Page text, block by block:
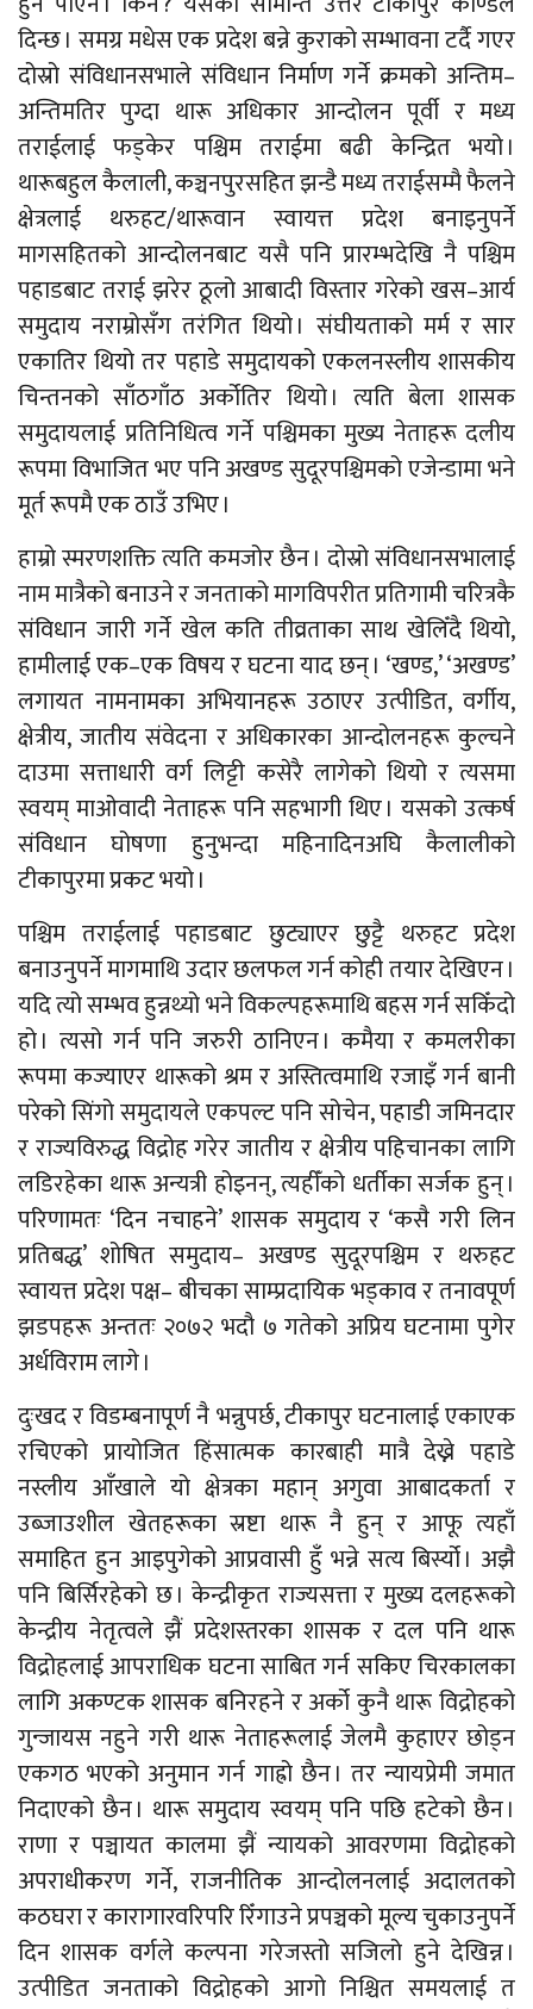
दिन्छ । समग्र मधेस एक प्रदेश बन्ने कुराको सम्भावना टर्दै गएर
दोस्रो संविधानसभाले संविधान निर्माण गर्ने क्रमको अन्तिम–
अन्तिमतिर पुग्दा थारू अधिकार आन्दोलन पूर्वी र मध्य
तराईलाई फड्केर पश्चिम तराईमा बढी केन्द्रित भयो ।
थारूबहुल कैलाली, कञ्चनपुरसहित झन्डै मध्य तराईसम्मै फैलने
क्षेत्रलाई थरुहट/थारूवान स्वायत्त प्रदेश बनाइनुपर्ने
मागसहितको आन्दोलनबाट यसै पनि प्रारम्भदेखि नै पश्चिम
पहाडबाट तराई झरेर ठूलो आबादी विस्तार गरेको खस–आर्य
समुदाय नराम्रोसँग तरंगित थियो । संघीयताको मर्म र सार
एकातिर थियो तर पहाडे समुदायको एकलनस्लीय शासकीय
चिन्तनको साँठगाँठ अर्कोतिर थियो । त्यति बेला शासक
समुदायलाई प्रतिनिधित्व गर्ने पश्चिमका मुख्य नेताहरू दलीय
रूपमा विभाजित भए पनि अखण्ड सुदूरपश्चिमको एजेन्डामा भने
मूर्त रूपमै एक ठाउँ उभिए ।
हाम्रो स्मरणशक्ति त्यति कमजोर छैन । दोस्रो संविधानसभालाई
नाम मात्रैको बनाउने र जनताको मागविपरीत प्रतिगामी चरित्रकै
संविधान जारी गर्ने खेल कति तीव्रताका साथ खेलिँदै थियो,
हामीलाई एक–एक विषय र घटना याद छन् । ‘खण्ड,’ ‘अखण्ड’
लगायत नामनामका अभियानहरू उठाएर उत्पीडित, वर्गीय,
क्षेत्रीय, जातीय संवेदना र अधिकारका आन्दोलनहरू कुल्चने
दाउमा सत्ताधारी वर्ग लिट्टी कसेरै लागेको थियो र त्यसमा
स्वयम् माओवादी नेताहरू पनि सहभागी थिए । यसको उत्कर्ष
संविधान घोषणा हुनुभन्दा महिनादिनअघि कैलालीको
टीकापुरमा प्रकट भयो ।
पश्चिम तराईलाई पहाडबाट छुट्याएर छुट्टै थरुहट प्रदेश
बनाउनुपर्ने मागमाथि उदार छलफल गर्न कोही तयार देखिएन ।
यदि त्यो सम्भव हुन्नथ्यो भने विकल्पहरूमाथि बहस गर्न सकिँदो
हो । त्यसो गर्न पनि जरुरी ठानिएन । कमैया र कमलरीका
रूपमा कज्याएर थारूको श्रम र अस्तित्वमाथि रजाइँ गर्न बानी
परेको सिंगो समुदायले एकपल्ट पनि सोचेन, पहाडी जमिनदार
र राज्यविरुद्ध विद्रोह गरेर जातीय र क्षेत्रीय पहिचानका लागि
लडिरहेका थारू अन्यत्री होइनन्, त्यहीँको धर्तीका सर्जक हुन् ।
परिणामतः ‘दिन नचाहने’ शासक समुदाय र ‘कसै गरी लिन
प्रतिबद्ध’ शोषित समुदाय– अखण्ड सुदूरपश्चिम र थरुहट
स्वायत्त प्रदेश पक्ष– बीचका साम्प्रदायिक भड्काव र तनावपूर्ण
झडपहरू अन्ततः २०७२ भदौ ७ गतेको अप्रिय घटनामा पुगेर
अर्धविराम लागे ।
दुःखद र विडम्बनापूर्ण नै भन्नुपर्छ, टीकापुर घटनालाई एकाएक
रचिएको प्रायोजित हिंसात्मक कारबाही मात्रै देख्ने पहाडे
नस्लीय आँखाले यो क्षेत्रका महान् अगुवा आबादकर्ता र
उब्जाउशील खेतहरूका स्रष्टा थारू नै हुन् र आफू त्यहाँ
समाहित हुन आइपुगेको आप्रवासी हुँ भन्ने सत्य बिर्स्यो । अझै
पनि बिर्सिरहेको छ । केन्द्रीकृत राज्यसत्ता र मुख्य दलहरूको
केन्द्रीय नेतृत्वले झैं प्रदेशस्तरका शासक र दल पनि थारू
विद्रोहलाई आपराधिक घटना साबित गर्न सकिए चिरकालका
लागि अकण्टक शासक बनिरहने र अर्को कुनै थारू विद्रोहको
गुन्जायस नहुने गरी थारू नेताहरूलाई जेलमै कुहाएर छोड्न
एकगठ भएको अनुमान गर्न गाह्रो छैन । तर न्यायप्रेमी जमात
निदाएको छैन । थारू समुदाय स्वयम् पनि पछि हटेको छैन ।
राणा र पञ्चायत कालमा झैं न्यायको आवरणमा विद्रोहको
अपराधीकरण गर्ने, राजनीतिक आन्दोलनलाई अदालतको
कठघरा र कारागारवरिपरि रिँगाउने प्रपञ्चको मूल्य चुकाउनुपर्ने
दिन शासक वर्गले कल्पना गरेजस्तो सजिलो हुने देखिन्न ।
उत्पीडित जनताको विद्रोहको आगो निश्चित समयलाई त